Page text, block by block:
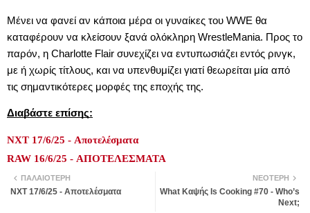
Μένει να φανεί αν κάποια μέρα οι γυναίκες του WWE θα
καταφέρουν να κλείσουν ξανά ολόκληρη WrestleMania. Προς το
παρόν, η Charlotte Flair συνεχίζει να εντυπωσιάζει εντός ρινγκ,
με ή χωρίς τίτλους, και να υπενθυμίζει γιατί θεωρείται μία από
τις σημαντικότερες μορφές της εποχής της.
Διαβάστε επίσης:
NXT 17/6/25 - Αποτελέσματα
RAW 16/6/25 - ΑΠΟΤΕΛΕΣΜΑΤΑ
ΝΕΌΤΕΡΗ
What Καψής Is Cooking #70 - Who’s
Next;
ΠΑΛΑΙΌΤΕΡΗ
NXT 17/6/25 - Αποτελέσματα